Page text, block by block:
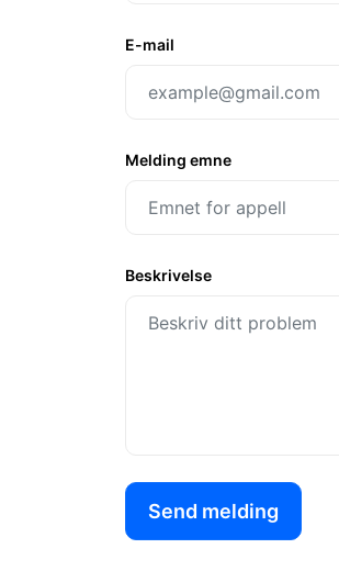
E-mail
Melding emne
Beskrivelse
Send melding